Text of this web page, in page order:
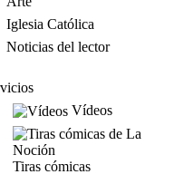
Iglesia Católica
Noticias del lector
Vídeos
Tiras cómicas